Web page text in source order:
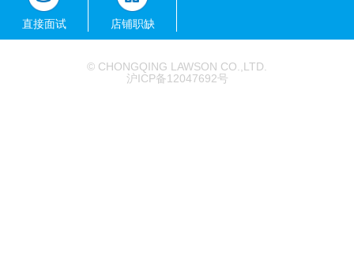
直接面试 店铺职缺
© CHONGQING LAWSON CO.,LTD.
沪ICP备12047692号